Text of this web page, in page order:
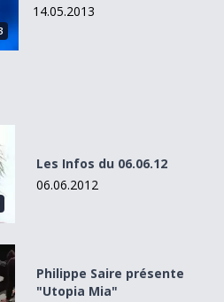
14.05.2013
Les Infos du 06.06.12
06.06.2012
Mia&quot;
Philippe Saire présente
"Utopia Mia"